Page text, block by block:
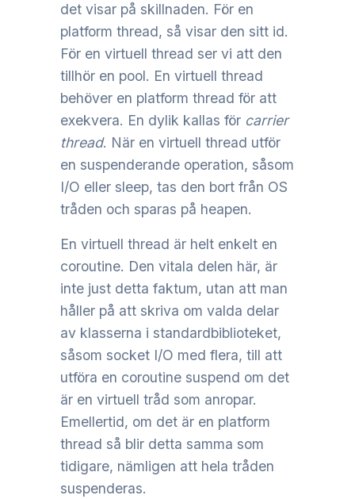
det visar på skillnaden. För en
platform thread, så visar den sitt id.
För en virtuell thread ser vi att den
tillhör en pool. En virtuell thread
behöver en platform thread för att
exekvera. En dylik kallas för carrier
thread. När en virtuell thread utför
en suspenderande operation, såsom
I/O eller sleep, tas den bort från OS
tråden och sparas på heapen.
En virtuell thread är helt enkelt en
coroutine. Den vitala delen här, är
inte just detta faktum, utan att man
håller på att skriva om valda delar
av klasserna i standardbiblioteket,
såsom socket I/O med flera, till att
utföra en coroutine suspend om det
är en virtuell tråd som anropar.
Emellertid, om det är en platform
thread så blir detta samma som
tidigare, nämligen att hela tråden
suspenderas.